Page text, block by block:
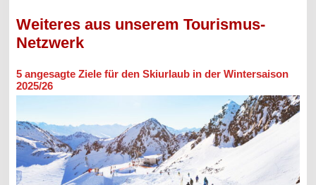
Weiteres aus unserem Tourismus-
Netzwerk
5 angesagte Ziele für den Skiurlaub in der Wintersaison
2025/26